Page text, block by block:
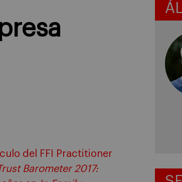
del FFI Practitioner
Barometer 2017: